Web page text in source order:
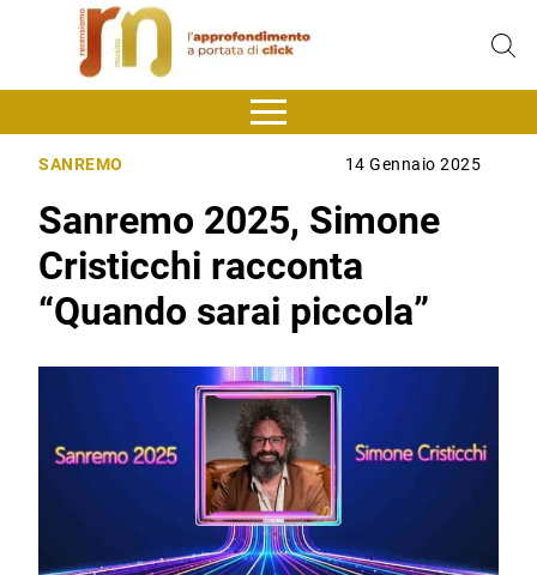
SANREMO 14 Gennaio 2025
Sanremo 2025, Simone
Cristicchi racconta
“Quando sarai piccola”